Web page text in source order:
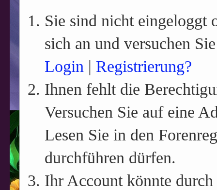
Sie sind nicht eingeloggt
sich an und versuchen
Login | Registrierung?
Ihnen fehlt die
Versuchen Sie auf eine
Lesen Sie in den
durchführen dürfen.
Ihr Account könnte